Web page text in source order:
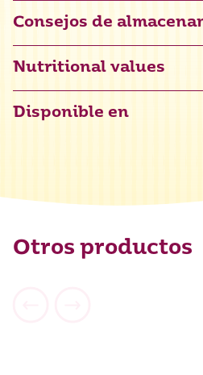
Consejos de
Nutritional values
Hidratos de carbono
Proteínas
Disponible en
Otros productos